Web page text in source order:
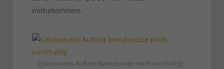
mitbekommen.
Colosseums Auftritt beindruckte mich nachhaltig